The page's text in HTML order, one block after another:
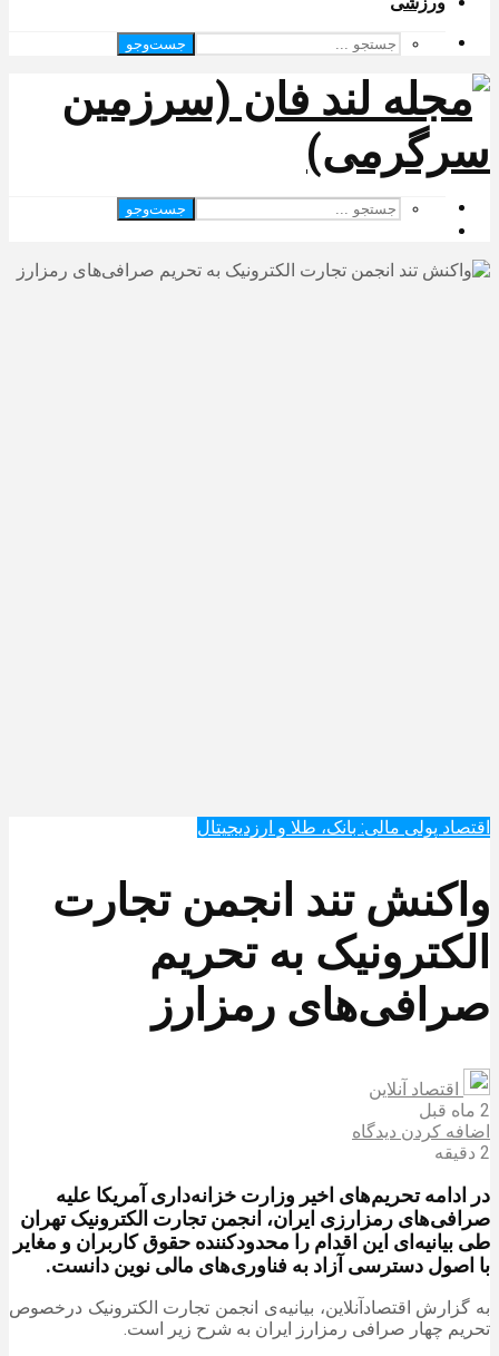
جست‌وجو
جست‌وجو
اقتصاد پولی مالی: بانک، طلا و ارزدیجیتال‌
واکنش تند انجمن تجارت
الکترونیک به تحریم
صرافی‌های رمزارز
اقتصاد آنلاین
2 ماه قبل
اضافه کردن دیدگاه
2 دقیقه
در ادامه تحریم‌های اخیر وزارت خزانه‌داری آمریکا علیه
صرافی‌های رمزارزی ایران، انجمن تجارت الکترونیک تهران
طی بیانیه‌ای این اقدام را محدودکننده حقوق کاربران و مغایر
با اصول دسترسی آزاد به فناوری‌های مالی نوین دانست.
به گزارش اقتصادآنلاین، بیانیه‌ی انجمن تجارت الکترونیک درخصوص
تحریم چهار صرافی رمزارز ایران به شرح زیر است.